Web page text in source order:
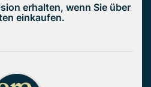
erhalten, wenn Sie über
einkaufen.